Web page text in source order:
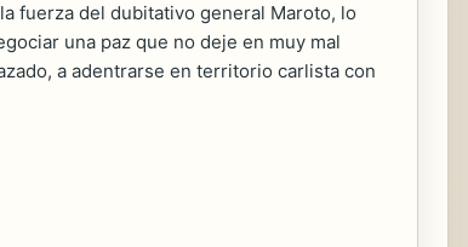
fuerza del dubitativo general Maroto, lo
una paz que no deje en muy mal
a adentrarse en territorio carlista con